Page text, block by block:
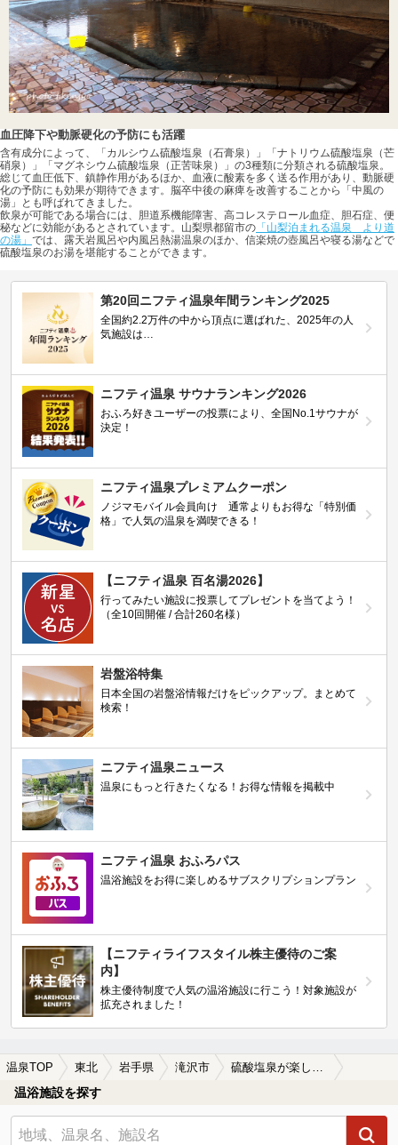
血圧降下や動脈硬化の予防にも活躍
含有成分によって、「カルシウム硫酸塩泉（石膏泉）」「ナトリウム硫酸塩泉（芒
硝泉）」「マグネシウム硫酸塩泉（正苦味泉）」の3種類に分類される硫酸塩泉。
総じて血圧低下、鎮静作用があるほか、血液に酸素を多く送る作用があり、動脈硬
化の予防にも効果が期待できます。脳卒中後の麻痺を改善することから「中風の
湯」とも呼ばれてきました。
飲泉が可能である場合には、胆道系機能障害、高コレステロール血症、胆石症、便
秘などに効能があるとされています。山梨県都留市の 「山梨泊まれる温泉 より道
の湯」 では、露天岩風呂や内風呂熱湯温泉のほか、信楽焼の壺風呂や寝る湯などで
硫酸塩泉のお湯を堪能することができます。
第20回ニフティ温泉年間ランキング2025
全国約2.2万件の中から頂点に選ばれた、2025年の人
気施設は…
ニフティ温泉 サウナランキング2026
おふろ好きユーザーの投票により、全国No.1サウナが
決定！
ニフティ温泉プレミアムクーポン
ノジマモバイル会員向け 通常よりもお得な「特別価
格」で人気の温泉を満喫できる！
【ニフティ温泉 百名湯2026】
行ってみたい施設に投票してプレゼントを当てよう！
（全10回開催 / 合計260名様）
岩盤浴特集
日本全国の岩盤浴情報だけをピックアップ。まとめて
検索！
ニフティ温泉ニュース
温泉にもっと行きたくなる！お得な情報を掲載中
ニフティ温泉 おふろパス
温浴施設をお得に楽しめるサブスクリプションプラン
【ニフティライフスタイル株主優待のご案
内】
株主優待制度で人気の温浴施設に行こう！対象施設が
拡充されました！
温泉TOP 東北 岩手県 滝沢市
温浴施設を探す